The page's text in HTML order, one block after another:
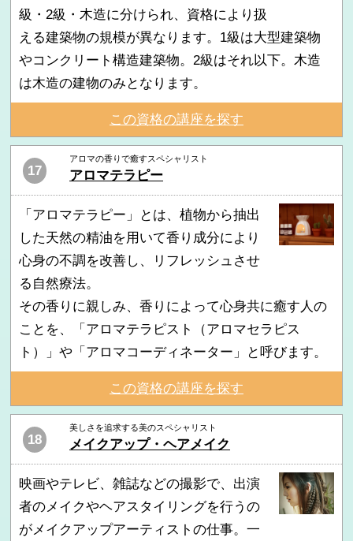
級・2級・木造に分けられ、資格により扱
える建築物の規模が異なります。1級は大型建築物
やコンクリート構造建築物。2級はそれ以下。木造
は木造の建物のみとなります。
この資格の講座を探す
17
アロマの香りで癒すスペシャリスト
アロマテラピー
「アロマテラピー」とは、植物から抽出
した天然の精油を用いて香り成分により
心身の不調を改善し、リフレッシュさせ
る自然療法。
その香りに親しみ、香りによって心身共に癒す人の
ことを、「アロマテラピスト（アロマセラピス
ト）」や「アロマコーディネーター」と呼びます。
この資格の講座を探す
18
美しさを追求する美のスペシャリスト
メイクアップ・ヘアメイク
映画やテレビ、雑誌などの撮影で、出演
者のメイクやヘアスタイリングを行うの
がメイクアップアーティストの仕事。一